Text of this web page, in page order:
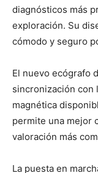
diagnósticos más
exploración. Su
cómodo y seguro
El nuevo ecógrafo
sincronización con
magnética
permite una mejor
valoración más
La puesta en